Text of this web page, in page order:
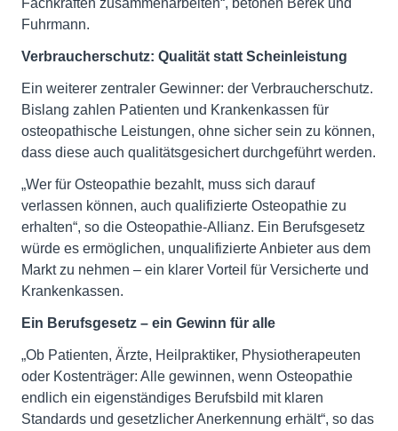
Fuhrmann.
Verbraucherschutz: Qualität statt Scheinleistung
Ein weiterer zentraler Gewinner: der Verbraucherschutz.
Bislang zahlen Patienten und Krankenkassen für
osteopathische Leistungen, ohne sicher sein zu können,
dass diese auch qualitätsgesichert durchgeführt werden.
„Wer für Osteopathie bezahlt, muss sich darauf
verlassen können, auch qualifizierte Osteopathie zu
erhalten“, so die Osteopathie-Allianz. Ein Berufsgesetz
würde es ermöglichen, unqualifizierte Anbieter aus dem
Markt zu nehmen – ein klarer Vorteil für Versicherte und
Krankenkassen.
Ein Berufsgesetz – ein Gewinn für alle
„Ob Patienten, Ärzte, Heilpraktiker, Physiotherapeuten
oder Kostenträger: Alle gewinnen, wenn Osteopathie
endlich ein eigenständiges Berufsbild mit klaren
Standards und gesetzlicher Anerkennung erhält“, so das